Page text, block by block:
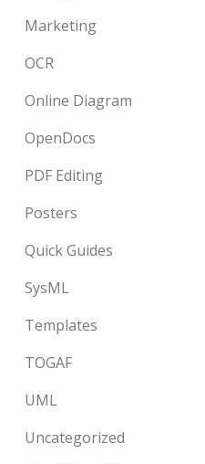
Marketing
OCR
Online Diagram
OpenDocs
PDF Editing
Posters
Quick Guides
SysML
Templates
TOGAF
UML
Uncategorized